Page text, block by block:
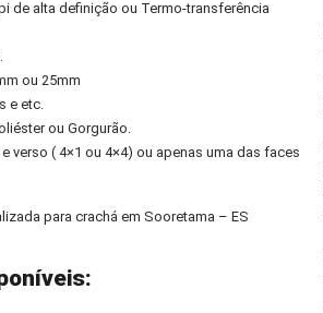
de alta definição ou Termo-transferência
ou 25mm
e etc.
ou Gorgurão.
verso ( 4×1 ou 4×4) ou apenas uma das faces
para crachá em Sooretama – ES